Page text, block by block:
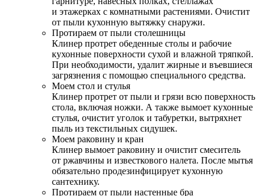
и этажерках с комнатными растениями. Очистит
от пыли кухонную вытяжку снаружи.
Протираем от пыли столешницы
Клинер протрет обеденные столы и рабочие
кухонные поверхности сухой и влажной тряпкой.
При необходимости, удалит жирные и въевшиеся
загрязнения с помощью специального средства.
Моем стол и стулья
Клинер протрет от пыли и грязи всю поверхность
стола, включая ножки. А также вымоет кухонные
стулья, очистит уголок и табуретки, вытряхнет
пыль из текстильных сидушек.
Моем раковину и кран
Клинер вымоет раковину и очистит смеситель
от ржавчины и известкового налета. После мытья
обязательно продезинфицирует кухонную
сантехнику.
Протираем от пыли настенные бра